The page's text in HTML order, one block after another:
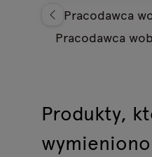
Pracodawca
Pracodawca
Produkty,